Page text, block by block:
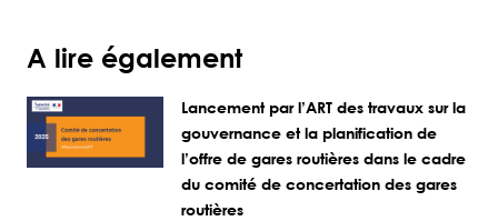
A lire également
Lancement par l’ART des travaux sur la
gouvernance et la planification de
l’offre de gares routières dans le cadre
du comité de concertation des gares
routières